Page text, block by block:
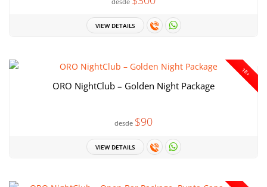
VIEW DETAILS
18+
ORO NightClub – Golden Night Package
desde $90
VIEW DETAILS